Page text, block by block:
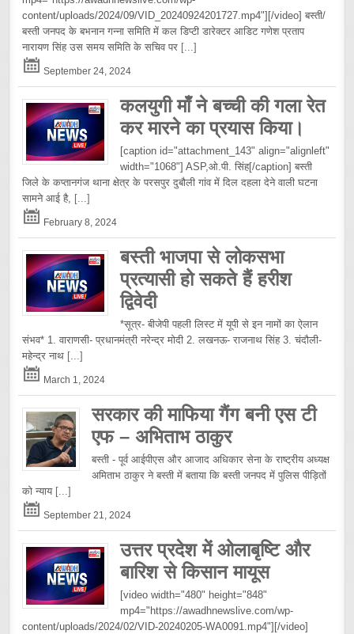
content/uploads/2024/09/VID_20240924201727.mp4"][/video] बस्ती/
बस्ती जनपद के बभनान गन्ना समिति में कल डिप्टी डारेक्टर आडिट गणेश प्रताप
नारायण सिंह उस समय समिति के सचिव पर [...]
September 24, 2024
कलयुगी माँ ने बच्ची की गला रेत
कर मारने का प्रयास किया।
[caption id="attachment_143" align="alignleft"
width="1068"] ASP,ओ.पी. सिंह[/caption] बस्ती
जिले के कप्तानगंज थाना क्षेत्र के परसपुर दुबौली गांव में दिल दहला देने वाली घटना
सामने आई है, [...]
February 8, 2024
बस्ती भाजपा से लोकसभा
प्रत्यासी हो सकते हैं हरीश
द्विवेदी
*सूत्र- बीजेपी पहली लिस्ट में यूपी से इन नामों का ऐलान
संभव* 1. वाराणसी- प्रधानमंत्री नरेन्द्र मोदी 2. लखनऊ- राजनाथ सिंह 3. चंदौली-
महेन्द्र नाथ [...]
March 1, 2024
सरकार की माफिया गैंग बनी एस टी
एफ – अभिताभ ठाकुर
बस्ती - पूर्व आईपीएस और आजाद अधिकार सेना के राष्ट्रीय अध्यक्ष
अमिताभ ठाकुर ने बस्ती में बताया कि बस्ती जनपद में पुलिस पीड़ितों
को न्याय [...]
September 21, 2024
उत्तर प्रदेश में ओलाबृष्टि और
बारिश से किसान मायूस
[video width="480" height="848"
mp4="https://awadhnewslive.com/wp-
content/uploads/2024/02/VID-20240205-WA0091.mp4"][/video]